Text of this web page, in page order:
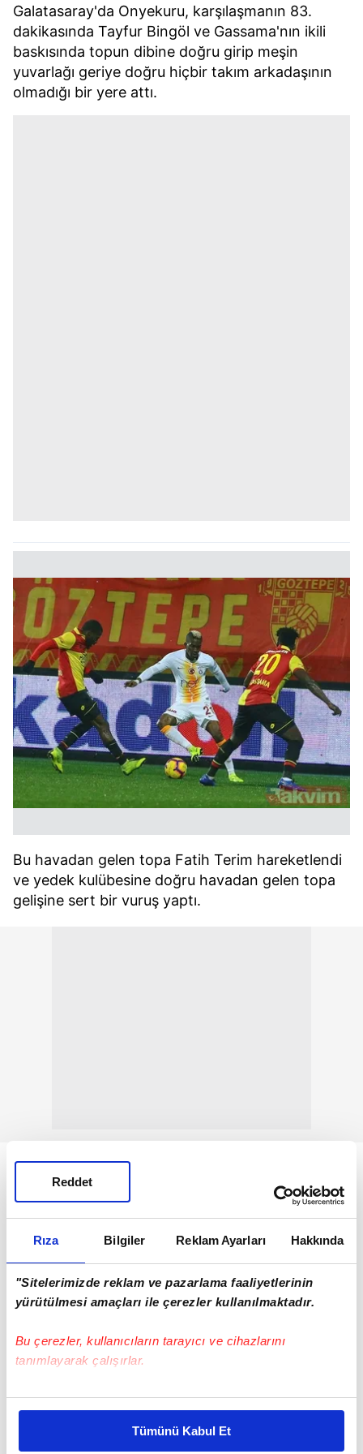
Rıza Bilgiler Reklam Ayarları Hakkında
"Sitelerimizde reklam ve pazarlama faaliyetlerinin
yürütülmesi amaçları ile çerezler kullanılmaktadır.
Bu çerezler, kullanıcıların tarayıcı ve cihazlarını
tanımlayarak çalışırlar.
Bu çerezlere izin vermeniz halinde sizlere özel
daha iyi reklam deneyimi yaşatabiliriz. Bunu yaparken
Tümünü Kabul Et
Reddet
Galatasaray'da Onyekuru, karşılaşmanın 83.
dakikasında Tayfur Bingöl ve Gassama'nın ikili
baskısında topun dibine doğru girip meşin
yuvarlağı geriye doğru hiçbir takım arkadaşının
olmadığı bir yere attı.
Bu havadan gelen topa Fatih Terim hareketlendi
ve yedek kulübesine doğru havadan gelen topa
gelişine sert bir vuruş yaptı.